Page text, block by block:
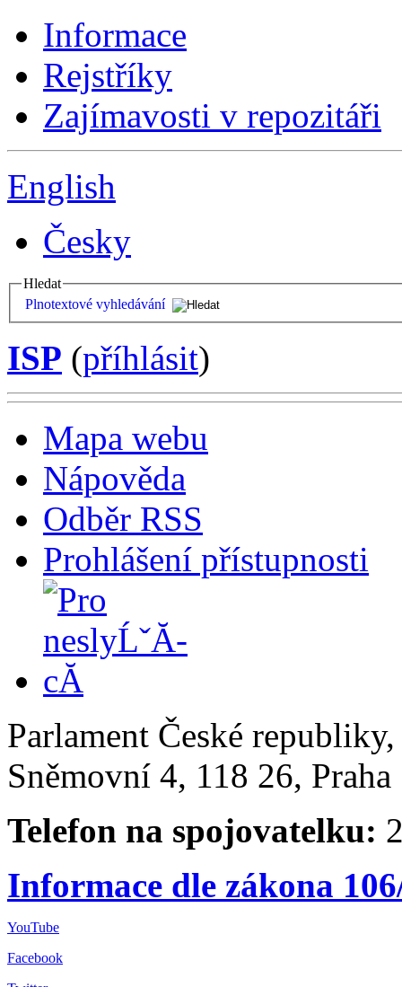
Informace
Rejstříky
Zajímavosti v repozitáři
English
Česky
Hledat
Plnotextové vyhledávání
ISP (příhlásit)
Mapa webu
Nápověda
Odběr RSS
Prohlášení přístupnosti
Parlament České
Sněmovní 4, 118 26,
Telefon na spojovatelku:
Informace dle zákona
YouTube
Facebook